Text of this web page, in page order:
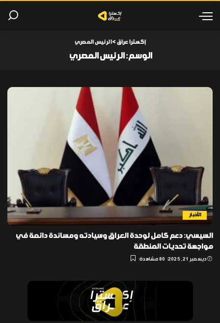
إكسترا عراق >الرئيس المصري
الوسم:الرئيس المصري
الأخبار
السيسي: دعم كامل لوحدة العراق وسيادته ومساندة دائمة في
مواجهة تحديات المنطقة
ديسمبر 21, 2025 80 مشاهدة